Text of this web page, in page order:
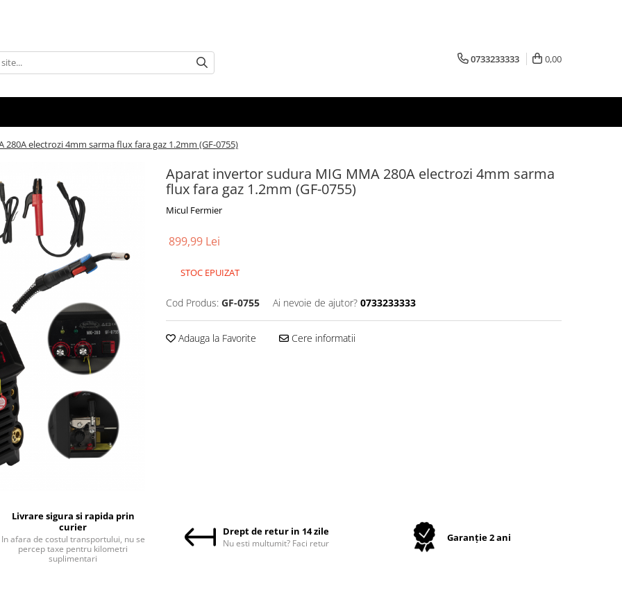
0733233333 0,00
electrozi 4mm sarma flux fara gaz 1.2mm (GF-0755)
Aparat invertor sudura MIG MMA 280A electrozi 4mm sarma
flux fara gaz 1.2mm (GF-0755)
Micul Fermier
899,99 Lei
STOC EPUIZAT
Cod Produs: GF-0755 Ai nevoie de ajutor? 0733233333
Adauga la Favorite Cere informatii
Livrare sigura si rapida prin
curier
In afara de costul transportului, nu se
percep taxe pentru kilometri
suplimentari
Drept de retur in 14 zile
Nu esti multumit? Faci retur Garanție 2 ani